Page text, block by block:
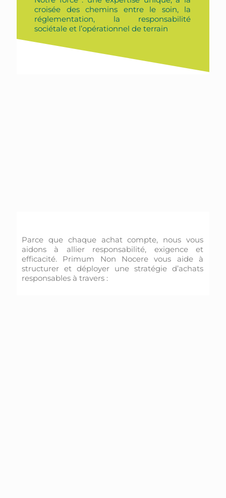
croisée des chemins entre le soin, la
réglementation, la responsabilité
sociétale et l’opérationnel de terrain
Parce que chaque achat compte, nous vous
aidons à allier responsabilité, exigence et
efficacité. Primum Non Nocere vous aide à
structurer et déployer une stratégie d’achats
responsables à travers :